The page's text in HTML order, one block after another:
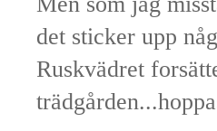
det sticker upp
Ruskvädret